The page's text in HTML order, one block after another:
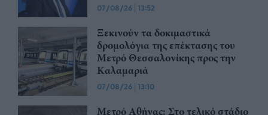
07/08/26 | 13:52
Ξεκινούν τα δοκιμαστικά
δρομολόγια της επέκτασης του
Μετρό Θεσσαλονίκης προς την
Καλαμαριά
07/08/26 | 13:10
Μετρό Αθήνας: Στο τελικό στάδιο